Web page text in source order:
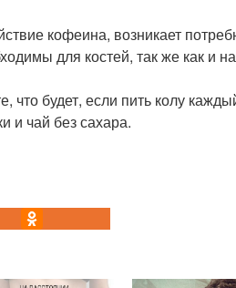
кофеина, возникает
для костей, так же как и
что будет, если пить колу
и чай без сахара.